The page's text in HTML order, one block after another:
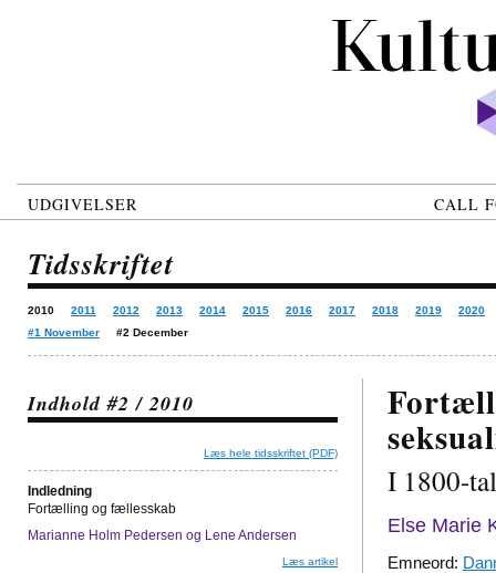
UDGIVELSER CALL
Tidsskriftet
2010 2011 2012 2013 2014 2015 2016 2017 2018 2019
2020
#1 November
#2 December
Indhold #2 / 2010
Læs hele tidsskriftet (PDF)
Indledning
Fortælling og fællesskab
Marianne Holm Pedersen og Lene Andersen
Læs artikel
I 1800-
Else Marie
Emneord: